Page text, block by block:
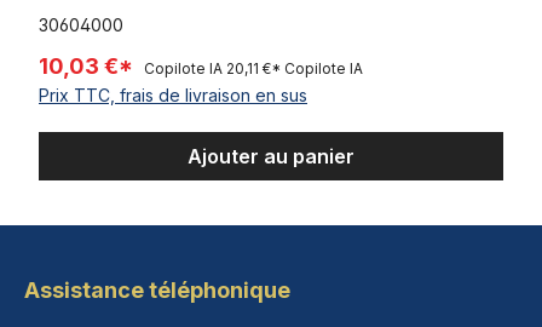
30604000
10,03 €* Copilote IA 20,11 €* Copilote IA
Prix TTC, frais de livraison en sus
Ajouter au panier
Assistance téléphonique